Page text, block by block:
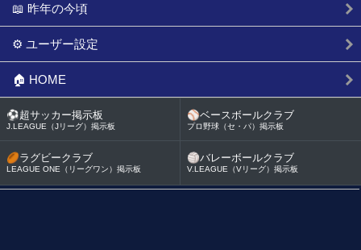
📖 昨年の今頃
⚙️ ユーザー設定
🏠 HOME
⚽超サッカー掲示板
J.LEAGUE（Jリーグ）掲示板
⚾ベースボールクラブ
プロ野球（セ・パ）掲示板
🏉ラグビークラブ
LEAGUE ONE（リーグワン）掲示板
🏐バレーボールクラブ
V.LEAGUE（Vリーグ）掲示板